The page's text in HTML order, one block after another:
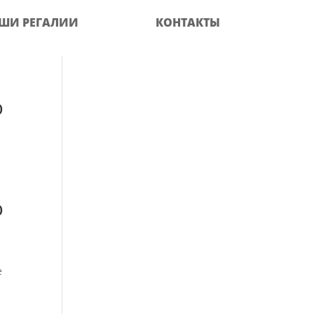
РЕГАЛИИ КОНТАКТЫ